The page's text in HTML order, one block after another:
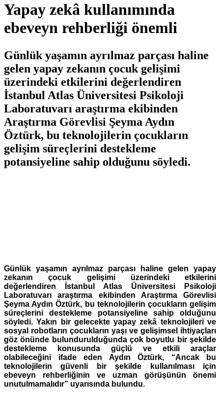
Yapay zekâ kullanımında
ebeveyn rehberliği önemli
Günlük yaşamın ayrılmaz parçası haline
gelen yapay zekanın çocuk gelişimi
üzerindeki etkilerini değerlendiren
İstanbul Atlas Üniversitesi Psikoloji
Laboratuvarı araştırma ekibinden
Araştırma Görevlisi Şeyma Aydın
Öztürk, bu teknolojilerin çocukların
gelişim süreçlerini destekleme
potansiyeline sahip olduğunu söyledi.
Günlük yaşamın ayrılmaz parçası haline gelen yapay
zekanın çocuk gelişimi üzerindeki etkilerini
değerlendiren İstanbul Atlas Üniversitesi Psikoloji
Laboratuvarı araştırma ekibinden Araştırma Görevlisi
Şeyma Aydın Öztürk, bu teknolojilerin çocukların gelişim
süreçlerini destekleme potansiyeline sahip olduğunu
söyledi. Yakın bir gelecekte yapay zekâ teknolojileri ve
sosyal robotların çocukların yaşı ve gelişimsel ihtiyaçları
göz önünde bulundurulduğunda çok boyutlu bir şekilde
destekleme konusunda güçlü ve etkili araçlar
olabileceğini ifade eden Aydın Öztürk, “Ancak bu
teknolojilerin güvenli bir şekilde kullanılması için
ebeveyn rehberliğinin ve uzman görüşünün önemi
unutulmamalıdır” uyarısında bulundu.